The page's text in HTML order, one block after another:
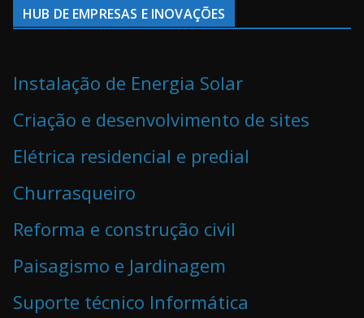
HUB DE EMPRESAS E INOVAÇÕES
Instalação de Energia Solar
Criação e desenvolvimento de sites
Elétrica residencial e predial
Churrasqueiro
Reforma e construção civil
Paisagismo e Jardinagem
Suporte técnico Informática